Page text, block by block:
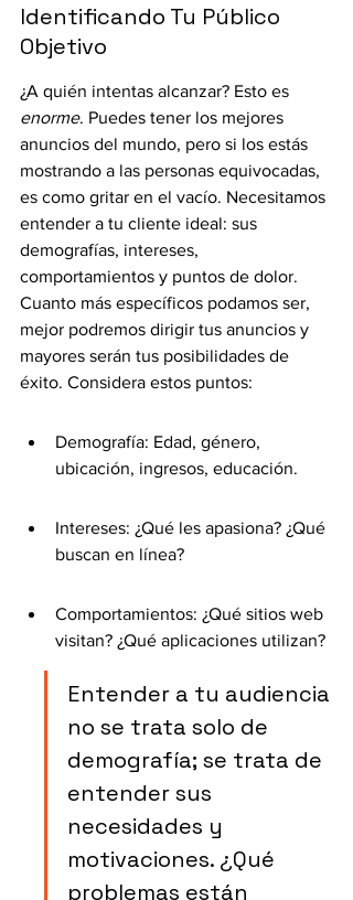
Identificando Tu Público
Objetivo
¿A quién intentas alcanzar? Esto es
enorme. Puedes tener los mejores
anuncios del mundo, pero si los estás
mostrando a las personas equivocadas,
es como gritar en el vacío. Necesitamos
entender a tu cliente ideal: sus
demografías, intereses,
comportamientos y puntos de dolor.
Cuanto más específicos podamos ser,
mejor podremos dirigir tus anuncios y
mayores serán tus posibilidades de
éxito. Considera estos puntos:
Demografía: Edad, género,
ubicación, ingresos, educación.
Intereses: ¿Qué les apasiona? ¿Qué
buscan en línea?
Comportamientos: ¿Qué sitios web
visitan? ¿Qué aplicaciones utilizan?
Entender a tu audiencia
no se trata solo de
demografía; se trata de
entender sus
necesidades y
motivaciones. ¿Qué
problemas están